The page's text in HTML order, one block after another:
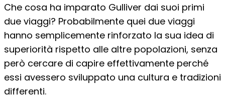
Che cosa ha imparato Gulliver dai suoi primi
due viaggi? Probabilmente quei due viaggi
hanno semplicemente rinforzato la sua idea di
superiorità rispetto alle altre popolazioni, senza
però cercare di capire effettivamente perché
essi avessero sviluppato una cultura e tradizioni
differenti.